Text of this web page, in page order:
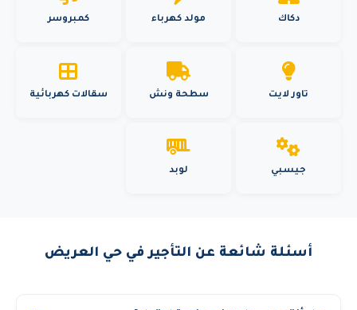
دكاك مولد كهرباء كمبروسر
تاور لايت سطحة ونش سقالات كهربائية
جيسبي لوبد
أسئلة شائعة عن التأجير في حي العريض